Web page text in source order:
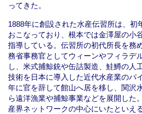
ってきた。
1888年に創設された水産伝習所は、初
おこなっており、根本では金澤屋の小
指導している。伝習所の初代所長を務
務省事務官としてウィーンやフィラデ
し、米式捕鯨銃や缶詰製造、鮭鱒の人
技術を日本に導入した近代水産業のパ
年に官を辞して館山へ居を移し、関沢
ら遠洋漁業や捕鯨事業などを展開した
産界ネットワークの中心にいたといえる